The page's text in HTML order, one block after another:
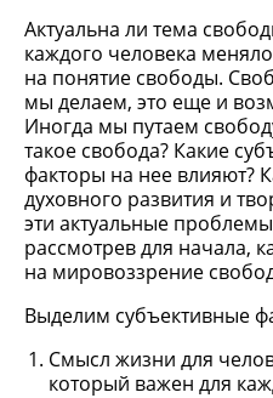
Актуальна ли тема
каждого человека
на понятие свободы.
мы делаем, это еще и
Иногда мы путаем
такое свобода? Какие
факторы на нее влияют?
духовного развития и
эти актуальные
рассмотрев для начала,
на мировоззрение
Выделим субъективные
Смысл жизни для
который важен для